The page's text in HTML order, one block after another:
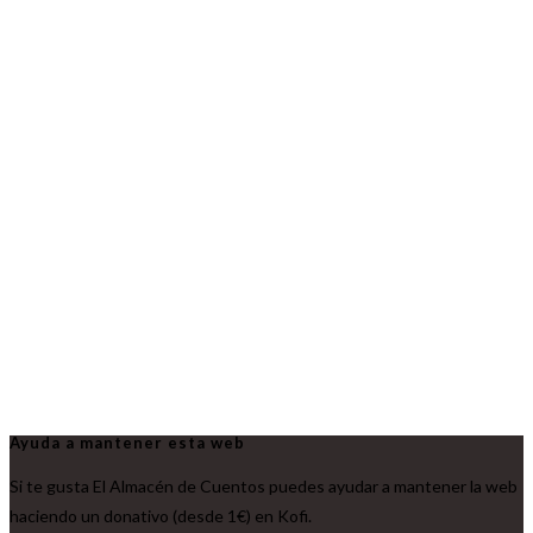
Ayuda a mantener esta web
Si te gusta El Almacén de Cuentos puedes ayudar a mantener la web
haciendo un donativo (desde 1€) en Kofi.